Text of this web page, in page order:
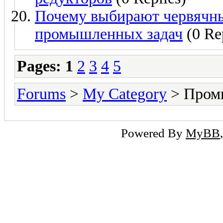
Почему выбирают
промышленных задач (0
Pages: 1 2 3 4 5
Forums > My Category >
Powered By MyBB